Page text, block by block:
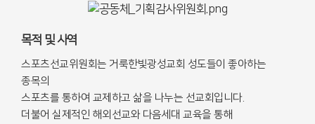
목적 및 사역
스포츠선교위원회는 거룩한빛광성교회 성도들이 좋아하는
종목의
스포츠를 통하여 교제하고 삶을 나누는 선교회입니다.
더불어 실제적인 해외선교와 다음세대 교육을 통해